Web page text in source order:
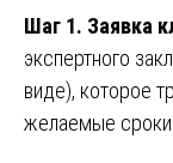
Шаг 1. Заявка
экспертного
виде), которое
желаемые